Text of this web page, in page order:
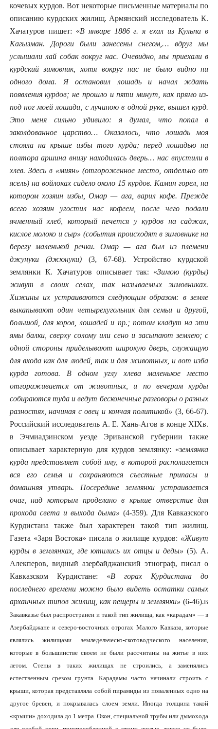
кочевых курдов. Вот некоторые письменные материалы по
описанию курдских жилищ. Армянский исследователь К.
Хачатуров пишет: «В январе 1886 г. я ехал из Кульпа в
Кагызман. Дороги были занесены снегом,… вдруг мы
услышали лай собак вокруг нас. Очевидно, мы приехали в
курдский зимовник, хотя вокруг нас не было видно ни
одного дома. Я остановил лошадь и начал ждать
появления курдов; не прошло и пяти минут, как прямо из-
под ног моей лошади, с лучиною в одной руке, вышел курд.
Это меня сильно удивило: я думал, что попал в
заколдованное царство… Оказалось, что лошадь моя
стояла на крыше избы того курда; перед лошадью на
полтора аршина внизу находилась дверь… нас впустили в
хлев. Здесь в «миян» (отгороженное место, отдельно от
ясель) на войлоках сидело около 15 курдов. Камин горел, на
котором хозяин избы, Омар — ага, варил кофе. Прежде
всего хозяин угостил нас кофеем, после чего подали
ячменный хлеб, который печется у курдов на саджах,
кислое молоко и сыр» (события происходят в зимовнике на
берегу маленькой речки. Омар — ага был из племени
джунуки (джюнуки)(3, 67-68). Устройство курдской
землянки К. Хачатуров описывает так: «Зимою (курды)
живут в своих селах, так называемых зимовниках.
Хижины их устраиваются следующим образом: в земле
выкапывают один четырехугольник для семьи и другой,
большой, для коров, лошадей и пр.; потом кладут на эти
ямы балки, сверху солому или сено и засыпают землею; с
одной стороны приделывают широкую дверь, служащую
для входа как для людей, так и для животных, и вот изба
курда готова. В одном углу хлева маленькое место
отгораживается от животных, и по вечерам курды
собираются туда и ведут бесконечные разговоры о разных
разностях, начиная с овец и кончая политикой» (3, 66-67).
Российский исследователь А. Е. Хань-Агов в конце XIXв.
в Эчмиадзинском уезде Эриванской губернии также
описывает характерную для курдов землянку: «землянка
курда представляет собой яму, в которой располагается
вся его семья и сохраняются съестные припасы и
домашняя утварь. Посередине землянки устраивается
очаг, над которым проделано в крыше отверстие для
прохода света и выхода дыма» (4-359). Для Кавказского
Курдистана также был характерен такой тип жилищ.
Газета «Заря Востока» писала о жилище курдов: «Живут
курды в землянках, где ютились их отцы и деды» (5). А.
Алекперов, видный азербайджанский этнограф, писал о
Кавказском Курдистане: «В горах Курдистана до
последнего времени можно было видеть остатки самых
архаичных типов жилищ, как пещеры и землянки» (6-46).В
Закавказье был распространен и такой тип жилища, как «карадам» — в
Азербайджане и северо-восточных отрогах Малого Кавказа, которые
являлись жилищами земледельческо-скотоводческого населения,
которые в большинстве своем не были рассчитаны на житье в них
летом. Стены в таких жилищах не строились, а заменялись
естественным срезом грунта. Карадамы часто начинали строить с
крыши, которая представляла собой пирамиды из поваленных одно на
другое бревен, и покрывалась слоем земли. Иногда толщина такой
«крыши» доходила до 1 метра. Окон, специальной трубы или дымохода